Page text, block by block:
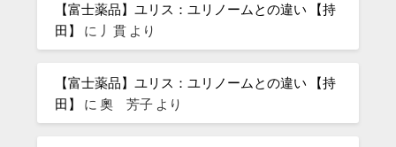
【富士薬品】ユリス：ユリノームとの違い 【持
田】
に 丿貫 より
【富士薬品】ユリス：ユリノームとの違い 【持
田】
に奧 芳子 より